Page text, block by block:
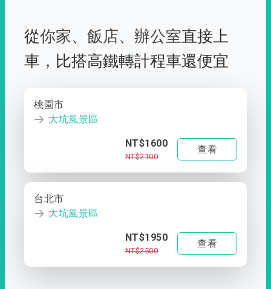
從你家、 飯店、 辦公室直接上
車， 比搭高鐵轉計程車還便宜
桃園市
大坑風景區
NT$1600
NT$2100
查看
台北市
大坑風景區
NT$1950
NT$2500
查看